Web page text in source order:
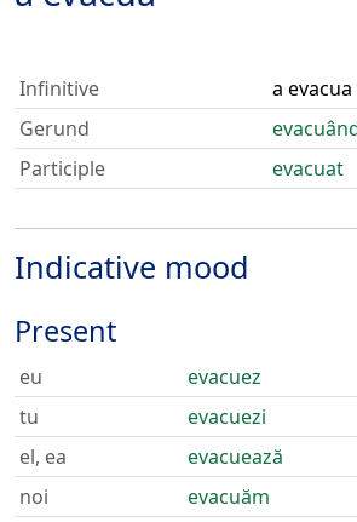
Infinitive
a evacua
Gerund
Participle
evacuat
Indicative mood
Present
eu
evacuez
tu
evacuezi
el, ea
evacuează
noi
evacuăm